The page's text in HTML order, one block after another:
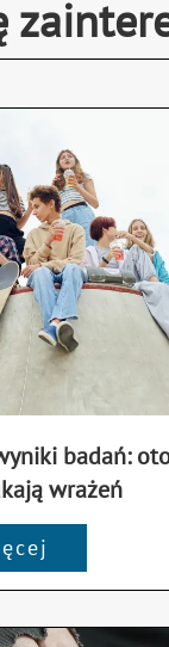
badań:
wrażeń